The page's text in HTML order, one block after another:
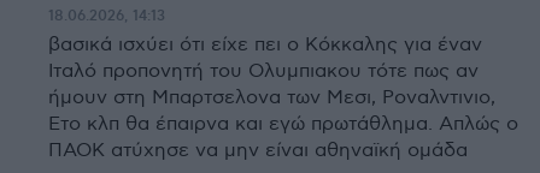
18.06.2026, 14:13
βασικά ισχύει ότι είχε πει ο Κόκκαλης για έναν
Ιταλό προπονητή του Ολυμπιακου τότε πως αν
ήμουν στη Μπαρτσελονα των Μεσι, Ροναλντινιο,
Ετο κλπ θα έπαιρνα και εγώ πρωτάθλημα. Απλώς ο
ΠΑΟΚ ατύχησε να μην είναι αθηναϊκή ομάδα